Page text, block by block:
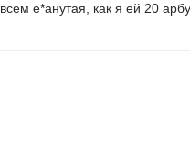
е*анутая, как я ей 20